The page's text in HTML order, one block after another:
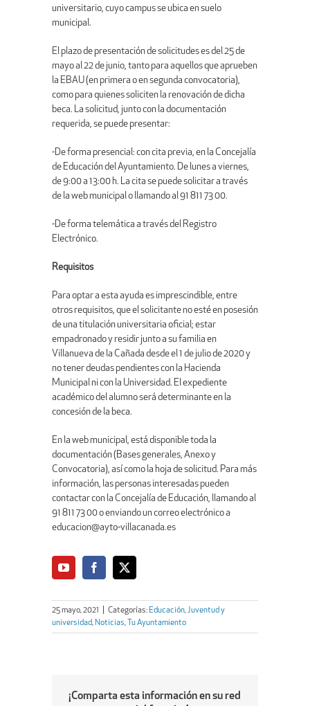
universitario, cuyo campus se ubica en suelo
municipal.
El plazo de presentación de solicitudes es del 25 de
mayo al 22 de junio, tanto para aquellos que aprueben
la EBAU (en primera o en segunda convocatoria),
como para quienes soliciten la renovación de dicha
beca. La solicitud, junto con la documentación
requerida, se puede presentar:
-De forma presencial: con cita previa, en la Concejalía
de Educación del Ayuntamiento. De lunes a viernes,
de 9:00 a 13:00 h. La cita se puede solicitar a través
de la web municipal o llamando al 91 811 73 00.
-De forma telemática a través del Registro
Electrónico.
Requisitos
Para optar a esta ayuda es imprescindible, entre
otros requisitos, que el solicitante no esté en posesión
de una titulación universitaria oficial; estar
empadronado y residir junto a su familia en
Villanueva de la Cañada desde el 1 de julio de 2020 y
no tener deudas pendientes con la Hacienda
Municipal ni con la Universidad. El expediente
académico del alumno será determinante en la
concesión de la beca.
En la web municipal, está disponible toda la
documentación (Bases generales, Anexo y
Convocatoria), así como la hoja de solicitud. Para más
información, las personas interesadas pueden
contactar con la Concejalía de Educación, llamando al
91 811 73 00 o enviando un correo electrónico a
educacion@ayto-villacanada.es
25 mayo, 2021 Categorías: Educación,Juventud y
universidad, Noticias, Tu Ayuntamiento
¡Comparta esta información en su red